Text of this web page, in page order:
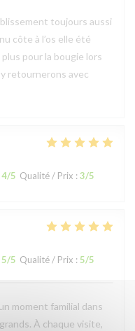
toujours aussi
côte à l’os elle été
pour la bougie lors
retournerons avec
4/5 Qualité / Prix : 3/5
5/5 Qualité / Prix : 5/5
moment familial dans
À chaque visite,